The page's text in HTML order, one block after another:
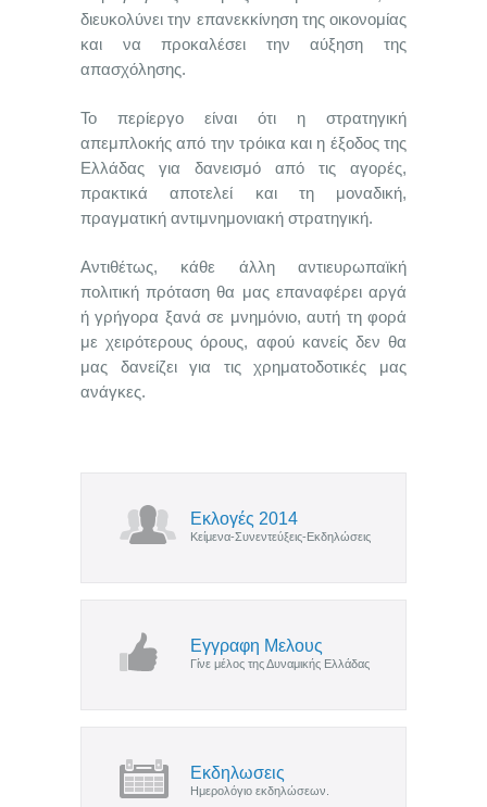
διευκολύνει την επανεκκίνηση της οικονομίας
και να προκαλέσει την αύξηση της
απασχόλησης.
Το περίεργο είναι ότι η στρατηγική
απεμπλοκής από την τρόικα και η έξοδος της
Ελλάδας για δανεισμό από τις αγορές,
πρακτικά αποτελεί και τη μοναδική,
πραγματική αντιμνημονιακή στρατηγική.
Αντιθέτως, κάθε άλλη αντιευρωπαϊκή
πολιτική πρόταση θα μας επαναφέρει αργά
ή γρήγορα ξανά σε μνημόνιο, αυτή τη φορά
με χειρότερους όρους, αφού κανείς δεν θα
μας δανείζει για τις χρηματοδοτικές μας
ανάγκες.
Εκλογές 2014
Κείμενα-Συνεντεύξεις-Εκδηλώσεις
Εγγραφη Μελους
Γίνε μέλος της Δυναμικής Ελλάδας
Εκδηλωσεις
Ημερολόγιο εκδηλώσεων.